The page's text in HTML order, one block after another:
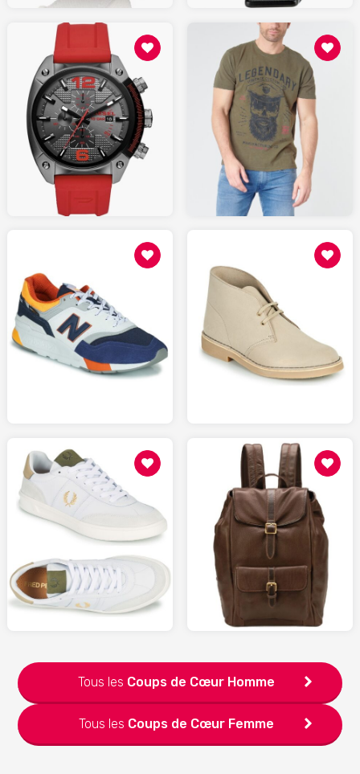
145.00
AMAZON.fr
17.99
SPARTOO.fr
109
SPARTOO.fr
139
SPARTOO.fr
115
SPARTOO.fr
SPARTOO.fr
Tous les Coups de CœurHomme
Tous les Coups de CœurFemme